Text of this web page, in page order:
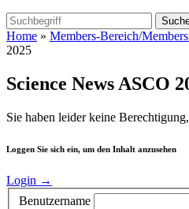
Home » Members-Bereich/
2025
Science News ASCO
Sie haben leider keine
Loggen Sie sich ein, um den Inhalt anzusehen
Login →
Benutzername